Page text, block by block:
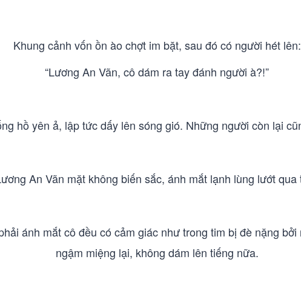
Khung cảnh vốn ồn ào chợt im bặt, sau đó có người hét lên:
“Lương An Vãn, cô dám ra tay đánh người à?!”
hồ yên ả, lập tức dấy lên sóng gió. Những người còn lại
An Vãn mặt không biến sắc, ánh mắt lạnh lùng lướt
ánh mắt cô đều có cảm giác như trong tim bị đè nặng
ngậm miệng lại, không dám lên tiếng nữa.